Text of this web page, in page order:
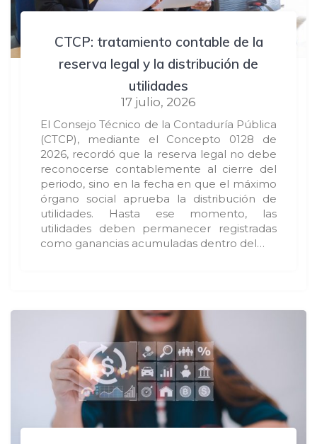
CTCP: tratamiento contable de la
reserva legal y la distribución de
utilidades
17 julio, 2026
El Consejo Técnico de la Contaduría Pública
(CTCP), mediante el Concepto 0128 de
2026, recordó que la reserva legal no debe
reconocerse contablemente al cierre del
periodo, sino en la fecha en que el máximo
órgano social aprueba la distribución de
utilidades. Hasta ese momento, las
utilidades deben permanecer registradas
como ganancias acumuladas dentro del…